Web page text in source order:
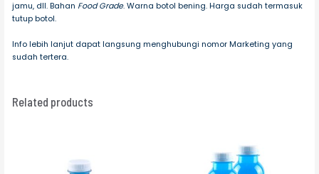
jamu, dll. Bahan Food Grade. Warna botol bening. Harga sudah termasuk
tutup botol.
Info lebih lanjut dapat langsung menghubungi nomor Marketing yang
sudah tertera.
Related products